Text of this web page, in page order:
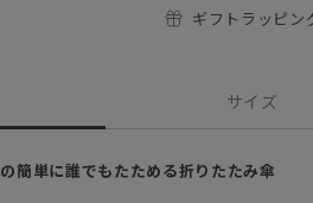
ギフトラッピン
サイズ
簡単に誰でもたためる折りたたみ傘